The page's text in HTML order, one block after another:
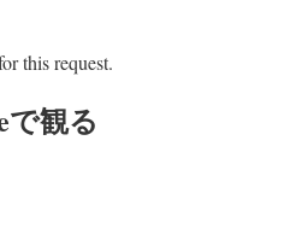
this request.
観る